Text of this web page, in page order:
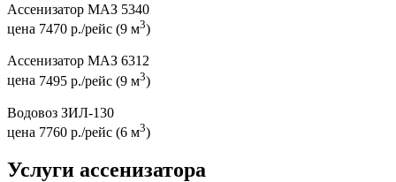
Ассенизатор МАЗ 5340
цена 7470 р./рейс (9 м3)
Ассенизатор МАЗ 6312
цена 7495 р./рейс (9 м3)
Водовоз ЗИЛ-130
цена 7760 р./рейс (6 м3)
Услуги ассенизатора